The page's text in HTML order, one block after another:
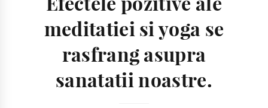
Efectele pozitive ale
meditatiei si yoga se
rasfrang asupra
sanatatii noastre.